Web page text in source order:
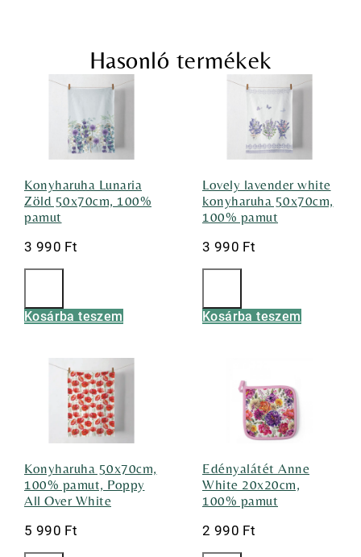
Hasonló termékek
Konyharuha Lunaria
Zöld 50x70cm, 100%
pamut
3 990 Ft
Kosárba teszem
Lovely lavender white
konyharuha 50x70cm,
100% pamut
3 990 Ft
Kosárba teszem
Konyharuha 50x70cm,
100% pamut, Poppy
All Over White
5 990 Ft
Edényalátét Anne
White 20x20cm,
100% pamut
2 990 Ft